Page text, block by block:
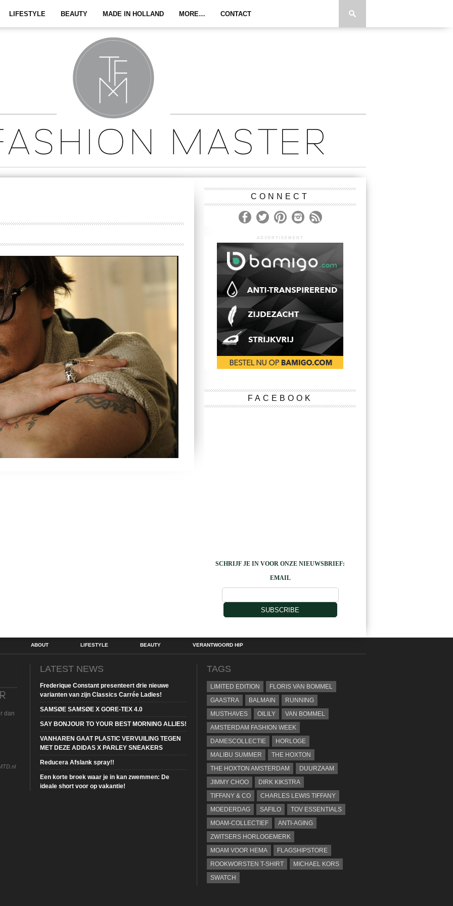
LIFESTYLE BEAUTY MADE IN HOLLAND MORE… CONTACT
CONNECT
ADVERTISEMENT
FACEBOOK
SCHRIJF JE IN VOOR ONZE NIEUWSBRIEF:
EMAIL
SUBSCRIBE
ABOUT LIFESTYLE BEAUTY VERANTWOORD HIP
dan
LATEST NEWS
Frederique Constant presenteert drie nieuwe
varianten van zijn Classics Carrée Ladies!
SAMSØE SAMSØE X GORE-TEX 4.0
SAY BONJOUR TO YOUR BEST MORNING ALLIES!
VANHAREN GAAT PLASTIC VERVUILING TEGEN
MET DEZE ADIDAS X PARLEY SNEAKERS
Reducera Afslank spray!!
Een korte broek waar je in kan zwemmen: De
ideale short voor op vakantie!
TAGS
LIMITED EDITION
FLORIS VAN BOMMEL
GAASTRA
BALMAIN
RUNNING
MUSTHAVES
OILILY
VAN BOMMEL
AMSTERDAM FASHION WEEK
DAMESCOLLECTIE
HORLOGE
MALIBU SUMMER
THE HOXTON
THE HOXTON AMSTERDAM
DUURZAAM
JIMMY CHOO
DIRK KIKSTRA
TIFFANY & CO
CHARLES LEWIS TIFFANY
MOEDERDAG
SAFILO
TOV ESSENTIALS
MOAM-COLLECTIEF
ANTI-AGING
ZWITSERS HORLOGEMERK
MOAM VOOR HEMA
FLAGSHIPSTORE
ROOKWORSTEN T-SHIRT
MICHAEL KORS
SWATCH